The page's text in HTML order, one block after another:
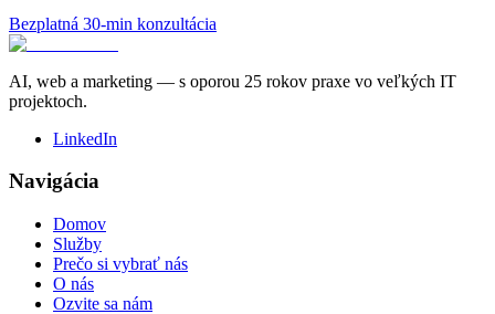
Bezplatná 30-min konzultácia
AI, web a marketing — s oporou 25 rokov praxe vo veľkých IT
projektoch.
LinkedIn
Navigácia
Domov
Služby
Prečo si vybrať nás
O nás
Ozvite sa nám